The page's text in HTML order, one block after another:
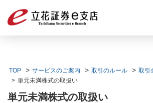
TOP サービスのご案内 取引のルール
取引
単元未満株式の取扱い
単元未満株式の取扱い